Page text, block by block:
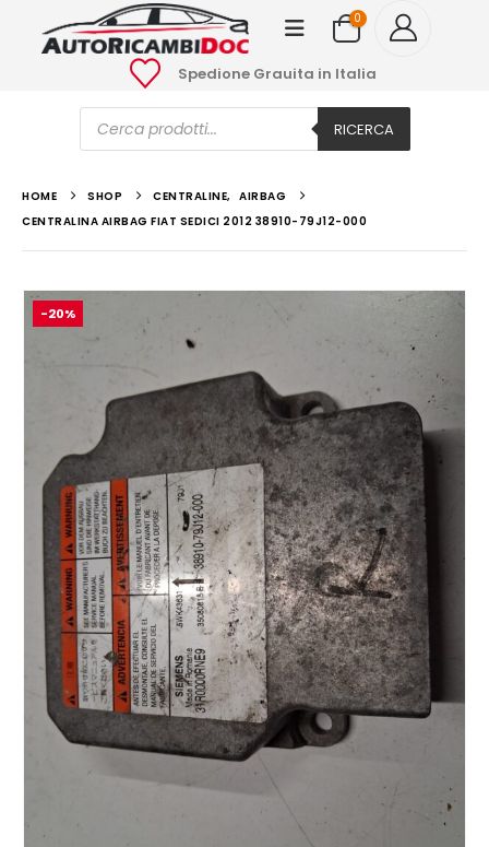
0
Spedione Grauita in Italia
Ricerca
prodotti RICERCA
HOME SHOP CENTRALINE, AIRBAG
CENTRALINA AIRBAG FIAT SEDICI 2012 38910-79J12-000
-20%